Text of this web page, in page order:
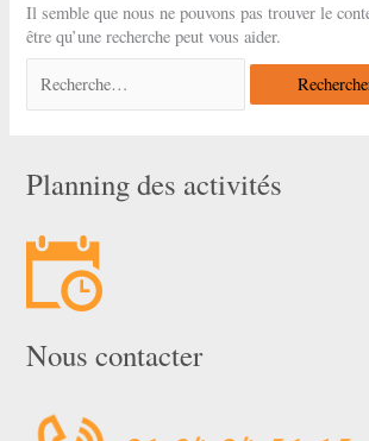
Il semble que nous ne pouvons pas trouver le
être qu’une recherche peut vous aider.
Planning des activités
Nous contacter